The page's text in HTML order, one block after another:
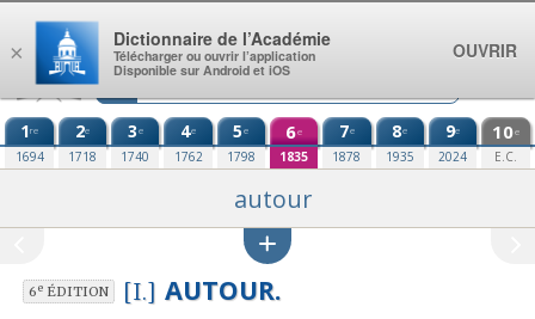
Aller au contenu
1re
1694
2e
1718
3e
1740
4e
1762
5e
1798
6e
1835
7e
1878
8e
1935
9e
2024
10e
E.C.
autour
6eÉDITION [I.] AUTOUR.
×
Dictionnaire de l’Académie
Télécharger ou ouvrir l’application
Disponible sur Android et iOS
OUVRIR